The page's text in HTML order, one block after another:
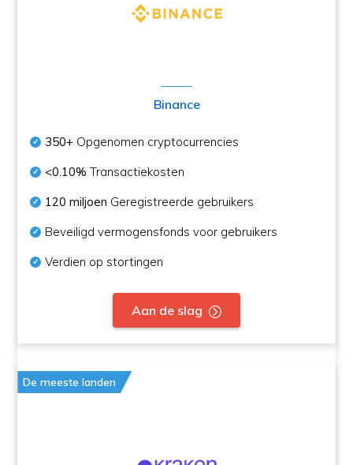
Binance
350+ Opgenomen cryptocurrencies
<0.10% Transactiekosten
120 miljoen Geregistreerde gebruikers
Beveiligd vermogensfonds voor gebruikers
Verdien op stortingen
Aan de slag
De meeste landen